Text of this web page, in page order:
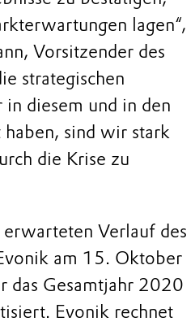
lagen“,
Vorsitzender des
strategischen
diesem und in den
sind wir stark
die Krise zu
erwarteten Verlauf des
am 15. Oktober
das Gesamtjahr 2020
Evonik rechnet